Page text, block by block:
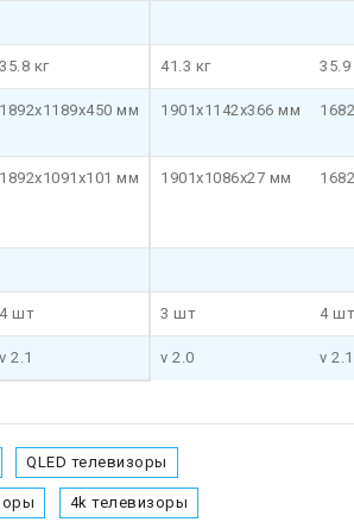
35.8 кг 41.3 кг 35.9
1892x1189x450 мм 1901x1142x366 мм
1892x1091x101 мм 1901x1086x27 мм
4 шт 3 шт 4 шт
v 2.1 v 2.0 v 2.1
QLED телевизоры
4k телевизоры